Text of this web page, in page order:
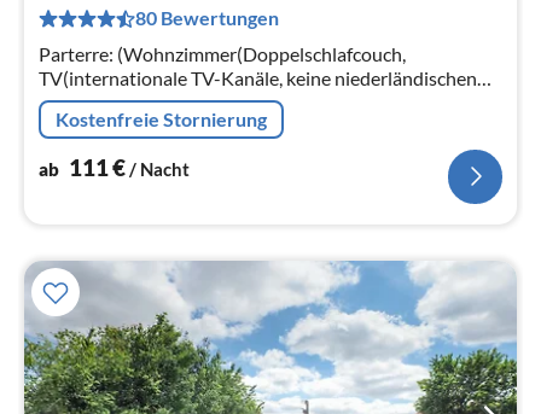
80 Bewertungen
Parterre: (Wohnzimmer(Doppelschlafcouch,
TV(internationale TV-Kanäle, keine niederländischen
Fernsehsender), Esstisch, DVD-Spieler),
Küche(Kochherd(Induktion)
Kostenfreie Stornierung
ab 111€/ Nacht